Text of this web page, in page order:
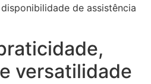
de assistência
versatilidade